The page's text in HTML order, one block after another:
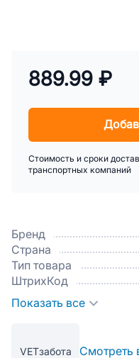
Бренд
Страна
Тип товара
ШтрихКод
Показать все
VETзабота Смотреть
889.99 ₽
Стоимость и сроки
транспортных компаний